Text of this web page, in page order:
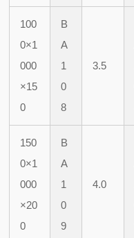
100
0×1
000
×15
0
B
A
1
0
8
3.5
150
0×1
000
×20
0
B
A
1
0
9
4.0